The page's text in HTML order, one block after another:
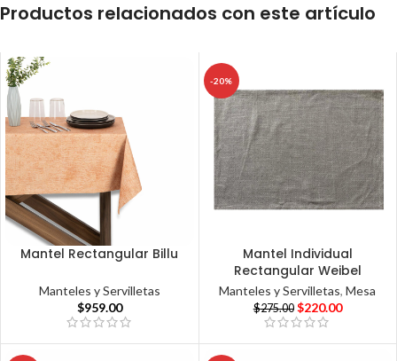
Productos relacionados con este artículo
Mantel Rectangular Billu
Manteles y Servilletas
$959.00
-20%
Mantel Individual
Rectangular Weibel
Manteles y Servilletas,Mesa
$275.00 $220.00